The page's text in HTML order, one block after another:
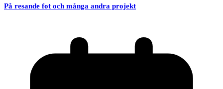
På resande fot och många andra projekt